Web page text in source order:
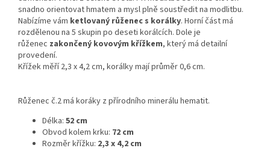
snadno orientovat hmatem a mysl plně soustředit na modlitbu.
Nabízíme vám ketlovaný růženec s korálky. Horní část má
rozdělenou na 5 skupin po deseti korálcích. Dole je
růženec zakončený kovovým křížkem, který má detailní
provedení.
Křížek měří 2,3 x 4,2 cm, korálky mají průměr 0,6 cm.
Růženec č.2 má koráky z přírodního minerálu hematit.
Délka: 52 cm
Obvod kolem krku: 72 cm
Rozměr křížku: 2,3 x 4,2 cm